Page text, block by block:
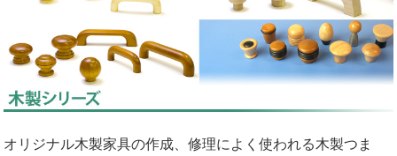
オリジナル木製家具の作成、修理によく使われる木製つま